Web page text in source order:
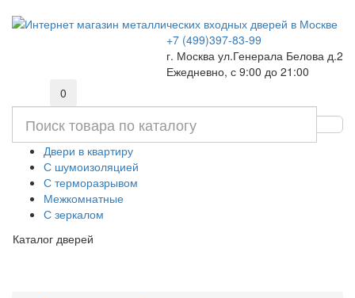
+7 (499)397-83-99
г. Москва ул.Генерала Белова д.2
Ежедневно, с 9:00 до 21:00
0
Двери в квартиру
С шумоизоляцией
С терморазрывом
Межкомнатные
С зеркалом
Каталог дверей